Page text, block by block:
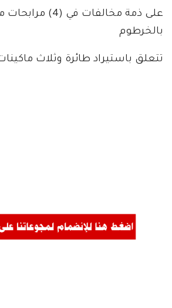
على ذمة مخالفات
بالخرطوم
تتعلق باستيراد طائرة وثلاث